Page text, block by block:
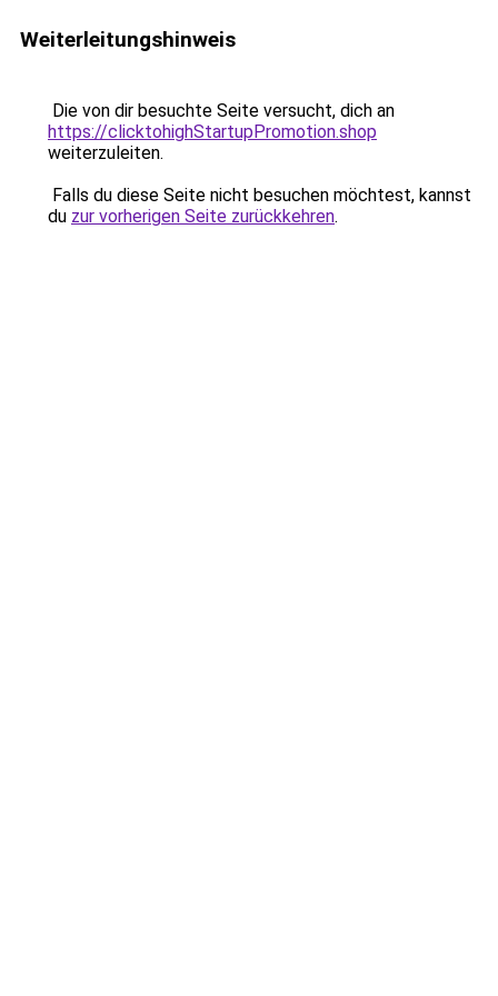
Weiterleitungshinweis
Die von dir besuchte Seite versucht, dich an
https://clicktohighStartupPromotion.shop
weiterzuleiten.
Falls du diese Seite nicht besuchen möchtest, kannst
du zur vorherigen Seite zurückkehren.